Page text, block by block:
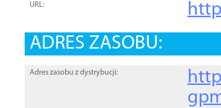
URL:
ADRES ZASOBU:
Adres zasobu z dystrybucji: